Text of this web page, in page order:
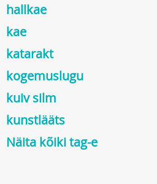
hallkae
kae
katarakt
kogemuslugu
kuiv silm
kunstlääts
Näita kõiki tag-e